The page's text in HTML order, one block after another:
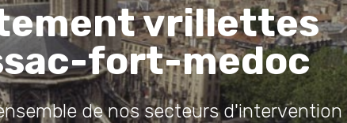
vrillettes
fort-medoc
de nos secteurs d'intervention